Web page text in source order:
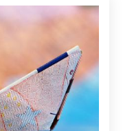
Null.
ab dem 4.
Grundschulen
Montag
Auch
für bis zu